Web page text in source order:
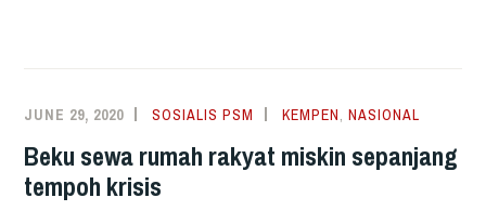
DIPELUK!-
PENYEWA
JUNE 29, 2020 SOSIALIS PSM KEMPEN,NASIONAL
Beku sewa rumah rakyat miskin sepanjang
tempoh krisis